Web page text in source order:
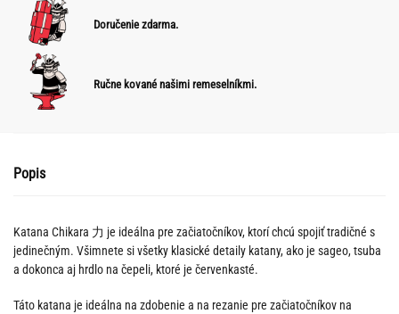
Doručenie zdarma.
Ručne kované našimi remeselníkmi.
Popis
Katana Chikara 力 je ideálna pre začiatočníkov, ktorí chcú spojiť tradičné s
jedinečným. Všimnete si všetky klasické detaily katany, ako je sageo, tsuba
a dokonca aj hrdlo na čepeli, ktoré je červenkasté.
Táto katana je ideálna na zdobenie a na rezanie pre začiatočníkov na